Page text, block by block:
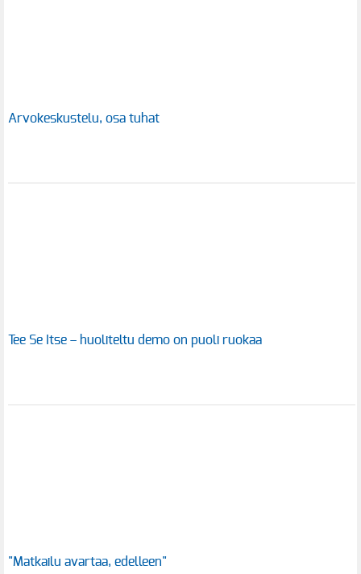
Arvokeskustelu, osa tuhat
Tee Se Itse – huoliteltu demo on puoli ruokaa
"Matkailu avartaa, edelleen"